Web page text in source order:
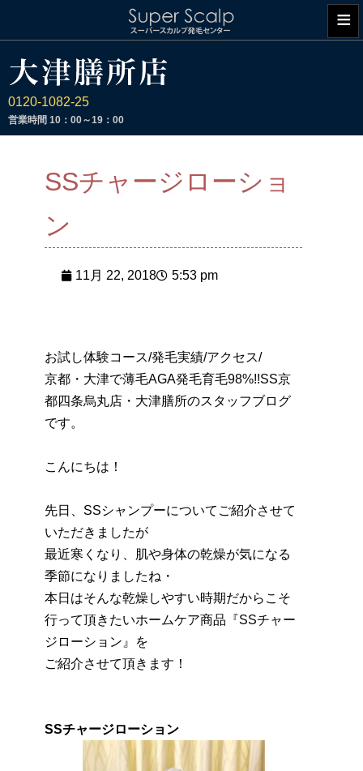
0120-1082-25
営業時間 10：00～19：00
≡
SSチャージローショ
ン
11月 22, 2018 5:53 pm
お試し体験コース/発毛実績/アクセス/
京都・大津で薄毛AGA発毛育毛98%!!SS京
都四条烏丸店・大津膳所のスタッフブログ
です。
こんにちは！
先日、SSシャンプーについてご紹介させて
いただきましたが
最近寒くなり、肌や身体の乾燥が気になる
季節になりましたね・
本日はそんな乾燥しやすい時期だからこそ
行って頂きたいホームケア商品『SSチャー
ジローション』を
ご紹介させて頂きます！
SSチャージローション